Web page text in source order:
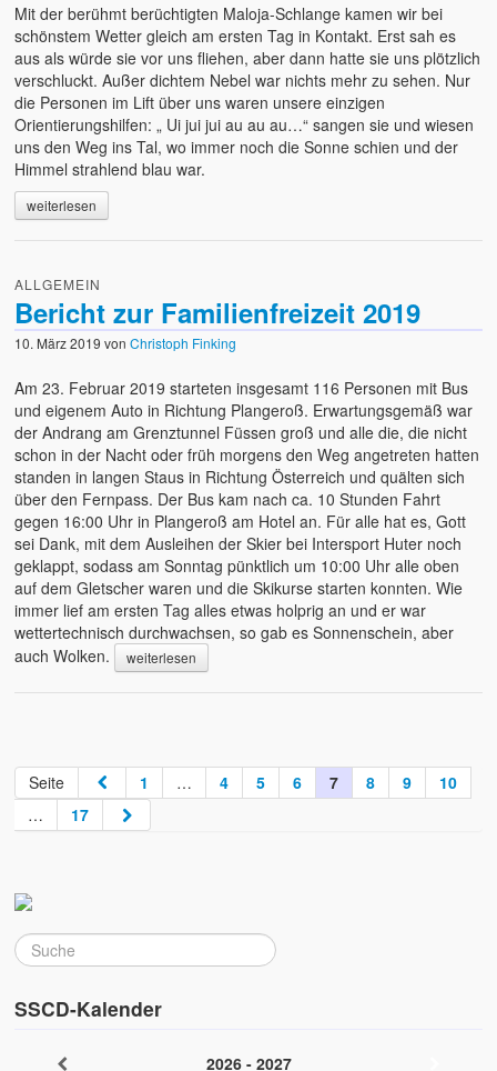
Mit der berühmt berüchtigten Maloja-Schlange kamen wir bei
schönstem Wetter gleich am ersten Tag in Kontakt. Erst sah es
aus als würde sie vor uns fliehen, aber dann hatte sie uns plötzlich
verschluckt. Außer dichtem Nebel war nichts mehr zu sehen. Nur
die Personen im Lift über uns waren unsere einzigen
Orientierungshilfen: „ Ui jui jui au au au…“ sangen sie und wiesen
uns den Weg ins Tal, wo immer noch die Sonne schien und der
Himmel strahlend blau war.
weiterlesen
ALLGEMEIN
Bericht zur Familienfreizeit 2019
10. März 2019 vonChristoph Finking
Am 23. Februar 2019 starteten insgesamt 116 Personen mit Bus
und eigenem Auto in Richtung Plangeroß. Erwartungsgemäß war
der Andrang am Grenztunnel Füssen groß und alle die, die nicht
schon in der Nacht oder früh morgens den Weg angetreten hatten
standen in langen Staus in Richtung Österreich und quälten sich
über den Fernpass. Der Bus kam nach ca. 10 Stunden Fahrt
gegen 16:00 Uhr in Plangeroß am Hotel an. Für alle hat es, Gott
sei Dank, mit dem Ausleihen der Skier bei Intersport Huter noch
geklappt, sodass am Sonntag pünktlich um 10:00 Uhr alle oben
auf dem Gletscher waren und die Skikurse starten konnten. Wie
immer lief am ersten Tag alles etwas holprig an und er war
wettertechnisch durchwachsen, so gab es Sonnenschein, aber
auch Wolken.
weiterlesen
Seite 1 … 4 5 6 7 8 9
10
…
17
SSCD-Kalender
2026 - 2027